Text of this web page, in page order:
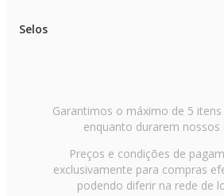
Selos
Garantimos o máximo de 5
enquanto durarem nossos
Preços e condições de
exclusivamente para compras
podendo diferir na rede de